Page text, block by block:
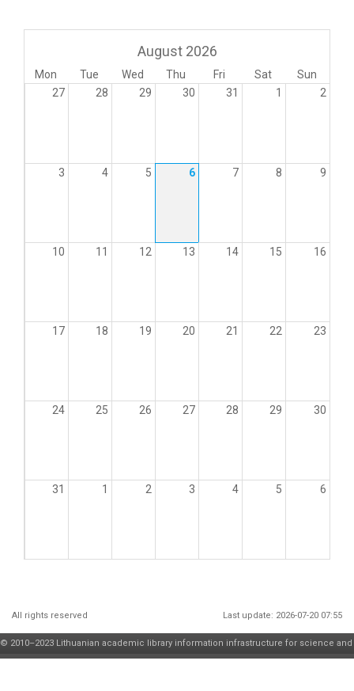
August 2026
Mon Tue Wed Thu Fri Sat
Sun
27
28 29 30 31 1 2
3 4 5 6 7 8 9
10 11 12 13 14 15 16
17 18 19 20 21 22 23
24 25 26 27 28 29 30
31 1 2 3 4 5 6
All rights reserved Last update: 2026-07-20 07:55
© 2010–2023 Lithuanian academic library information infrastructure for science and